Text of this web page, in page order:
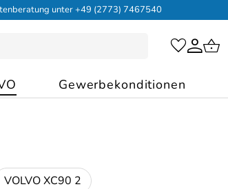
unter +49 (2773) 7467540
Gewerbekonditionen
VOLVO XC90 2